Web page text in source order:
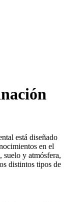
está diseñado
en el
suelo y atmósfera,
distintos tipos de